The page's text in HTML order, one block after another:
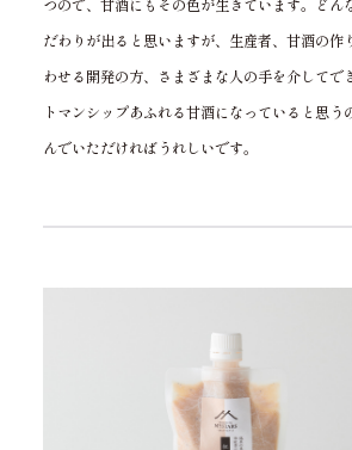
だわりが出ると思いますが、生産者、甘酒の作
わせる開発の方、さまざまな人の手を介してで
トマンシップあふれる甘酒になっていると思う
んでいただければうれしいです。